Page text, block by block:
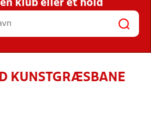
RESULTATER, KLUBBER OG
HOLD
en klub eller et hold
KUNSTGRÆSBANE